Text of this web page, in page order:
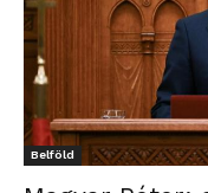
Belföld